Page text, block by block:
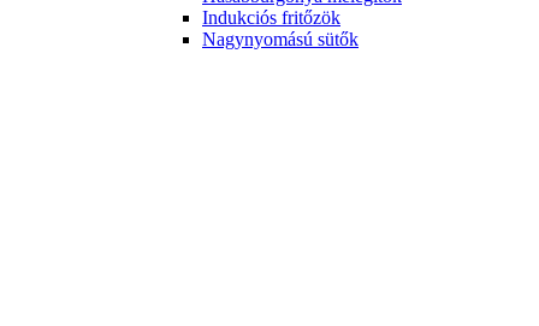
Indukciós fritőzök
Nagynyomású sütők